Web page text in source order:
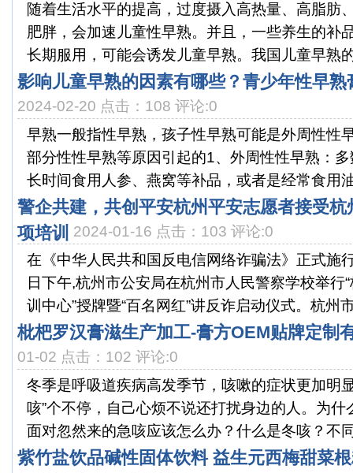
随着生活水平的提高，过度摄入高热量、高脂肪
肥胖，会加速儿童性早熟。并且，一些养生的补
长期服用，可能会诱发儿童早熟。我国儿童早熟
影响儿童早熟的因素有哪些？青少年性早
2024-02-20 点击：108 评论:0
早熟一般指性早熟，孩子性早熟可能是外周性性
部分性性早熟等原因引起的1、外周性性早熟：
长时间食用人参、燕窝等补品，或者是经常食用
警企共建，共创平安杭州平安志愿者接受
项培训
2024-01-16 点击：103 评论:0
在《中华人民共和国反电信网络诈骗法》正式施
日下午,杭州市公安局在杭州市人民警察学校举行
训中心”授牌暨“百名网红”讲反诈启动仪式。杭州
枇杷罗汉膏滋生产加工-膏方OEM贴牌定制
01-02 点击：102 评论:0
冬季是呼吸道疾病高发季节，咳嗽的症状更加明
咳”个不停，自己心烦不说还打扰身边的人。为
面对忽然来的急咳应该怎么办？什么是冬咳？不
紫竹盐饮品碱性固体饮料 益生元西梅甜菜